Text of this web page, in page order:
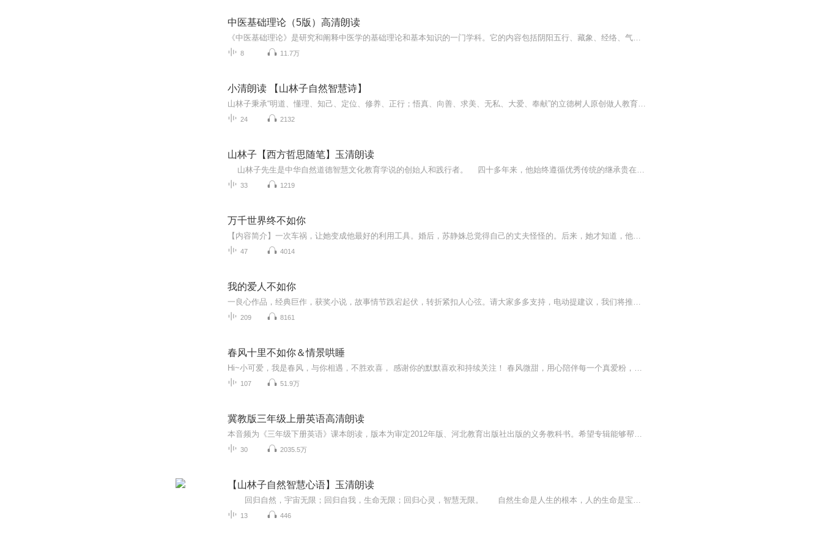
中医基础理论（5版）高清朗读
《中医基础理论》是研究和阐释中医学的基础理论和基本知识的一门学科。它的内容包括阴阳五行、藏象、经络、气血津液、病因和病机等方面的基础理论和基本知识，是学习中医中药其他各门学科的基础，是学习和研究中医药学的一门必修的基础理论课程。
8 11.7万
小清朗读 【山林子自然智慧诗】
山林子秉承“明道、懂理、知己、定位、修养、正行；悟真、向善、求美、无私、大爱、奉献”的立德树人原创做人教育理念，首创“以诗育人，寓教于诗”的朗诵宗旨，以“回归自然，提升慧商；以诗明道，以文传心；激活传统，坚定信念！”倡导引领人们创人生诗...
24 2132
山林子【西方哲思随笔】玉清朗读
山林子先生是中华自然道德智慧文化教育学说的创始人和践行者。 四十多年来，他始终遵循优秀传统的继承贵在适时创新的理念，以马克思主义中国化、中华优秀传统文化现代化和与时俱进具体化为学术研究宗旨，以回归人类自然道德本体文化精神、复兴人类优秀传统自然道德智慧文化和中华自然道德智慧文化教育为己任，以原创的自然道德智慧诗词、心语和文章传播人类自然道德智慧文化精神，以传播人类先进自然道德智慧文化教育，全面提升人类自然道德智慧心身素质为个人终生奋斗的目标！ 他在全面深入研...
33 1219
万千世界终不如你
【内容简介】一次车祸，让她变成他最好的利用工具。婚后，苏静姝总觉得自己的丈夫怪怪的。后来，她才知道，他从不是自己的丈夫。而那些被抹去的记忆重新苏醒，她才惊惧，自己掉入了怎样的一个陷阱……当真相浮出水面，他用冷酷残忍的声音对她说，“你以为...
47 4014
我的爱人不如你
一良心作品，经典巨作，获奖小说，故事情节跌宕起伏，转折紧扣人心弦。请大家多多支持，电动提建议，我们将推出更多的优秀作品，满足您的耳朵，震撼您的心灵。一良心作品，经典巨作，获奖小说，故事情节跌宕起伏，转折紧扣人心弦。请大家多多支持，电动提建议，我们将推出更多的优秀作品，满足您的耳朵，震撼您的心灵。
209 8161
春风十里不如你＆情景哄睡
Hi~小可爱，我是春风，与你相遇，不胜欢喜， 感谢你的默默喜欢和持续关注！ 春风微甜，用心陪伴每一个真爱粉，快来打卡让我宠爱你吧！
107 51.9万
冀教版三年级上册英语高清朗读
本音频为《三年级下册英语》课本朗读，版本为审定2012年版、河北教育出版社出版的义务教科书。希望专辑能够帮助孩子们把基础的英语学好，做到多听多背多说多写，把最基础的知识掌握扎实，祝孩子们在英语学习的路上一帆风顺！加油！加油！英语课本 小学生英语
30 2035.5万
【山林子自然智慧心语】玉清朗读
回归自然，宇宙无限；回归自我，生命无限；回归心灵，智慧无限。 自然生命是人生的根本，人的生命是宝贵的。如果说一个人的生命是一棵大树，那这棵大树的树根就是他（她）的心。所以说——生命，总是从心灵之根开始的！ 自然智慧，自我智慧，心灵智慧，人人发现智慧宝藏，生命之旅智慧引航！朋友，无论你现在身在什么地方，生命处于哪个季节，目前的人生状态怎样，心灵的根只要能够得到智慧雨露的浇灌，都会盛开出灿烂绚丽的生命之花。《山林子自然智慧心语》是献给正处于时...
13 446